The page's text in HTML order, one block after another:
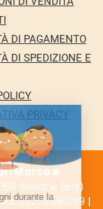
DI PAGAMENTO
DI SPEDIZIONE E
PRIVACY
Marco e
Seriate (BG)
03258590169 |